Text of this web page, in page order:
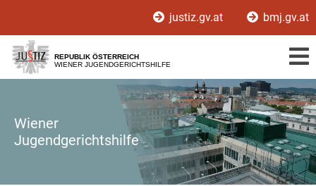
[1]
[2]
[3]
justiz.gv.at bmj.gv.at
REPUBLIK ÖSTERREICH
WIENER JUGENDGERICHTSHILFE
Wiener
Jugendgerichtshilfe